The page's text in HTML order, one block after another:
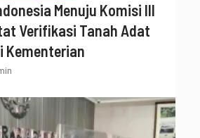
Menuju Komisi III
Verifikasi Tanah Adat
Kementerian